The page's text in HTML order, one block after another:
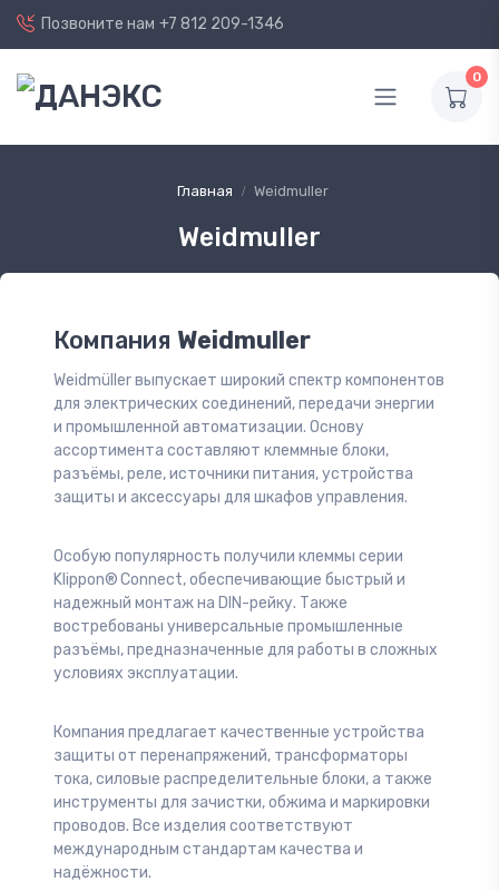
Позвоните нам +7 812 209-1346
0
Главная Weidmuller
Weidmuller
Компания Weidmuller
Weidmüller выпускает широкий спектр компонентов
для электрических соединений, передачи энергии
и промышленной автоматизации. Основу
ассортимента составляют клеммные блоки,
разъёмы, реле, источники питания, устройства
защиты и аксессуары для шкафов управления.
Особую популярность получили клеммы серии
Klippon® Connect, обеспечивающие быстрый и
надежный монтаж на DIN-рейку. Также
востребованы универсальные промышленные
разъёмы, предназначенные для работы в сложных
условиях эксплуатации.
Компания предлагает качественные устройства
защиты от перенапряжений, трансформаторы
тока, силовые распределительные блоки, а также
инструменты для зачистки, обжима и маркировки
проводов. Все изделия соответствуют
международным стандартам качества и
надёжности.